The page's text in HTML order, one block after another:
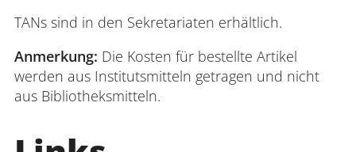
TANs sind in den Sekretariaten erhältlich.
Anmerkung: Die Kosten für bestellte Artikel
werden aus Institutsmitteln getragen und nicht
aus Bibliotheksmitteln.